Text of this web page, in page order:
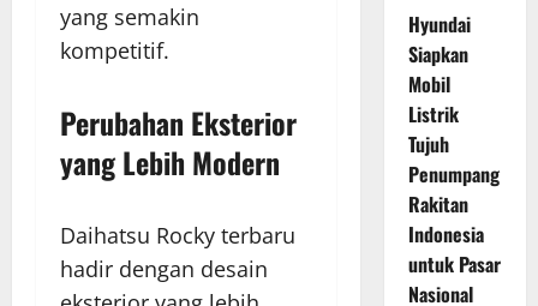
yang semakin
kompetitif.
Perubahan Eksterior
yang Lebih Modern
Daihatsu Rocky terbaru
hadir dengan desain
Hyundai
Siapkan
Mobil
Listrik
Tujuh
Penumpang
Rakitan
Indonesia
untuk Pasar
Nasional